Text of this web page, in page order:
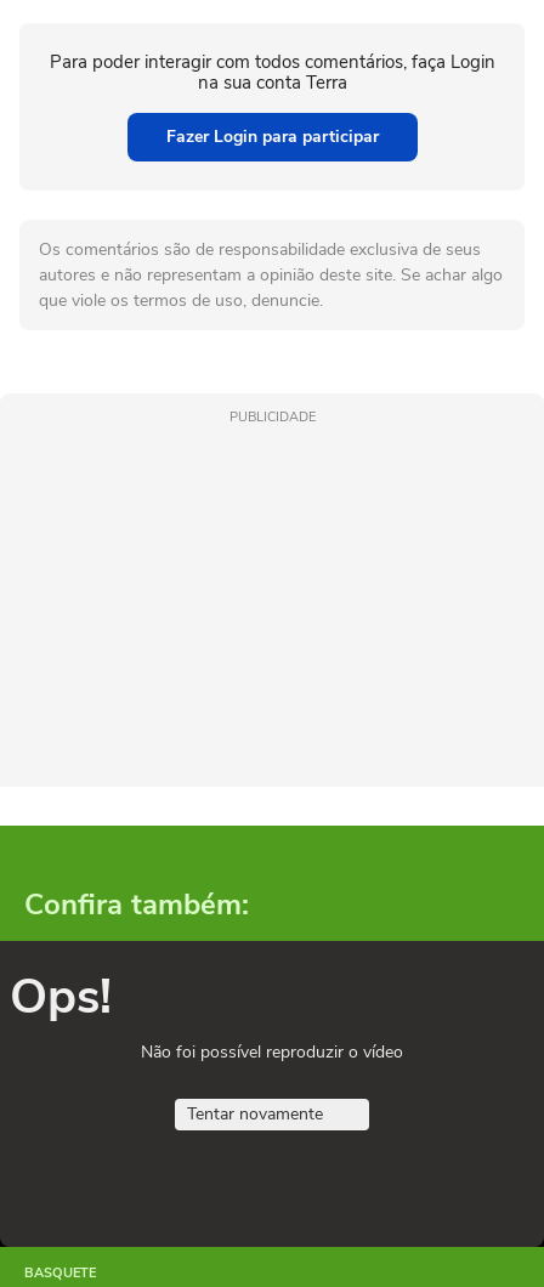
Para poder interagir com todos comentários, faça Login
na sua conta Terra
Fazer Login para participar
Os comentários são de responsabilidade exclusiva de seus
autores e não representam a opinião deste site. Se achar algo
que viole os termos de uso, denuncie.
PUBLICIDADE
Confira também:
Ops!
Não foi possível reproduzir o vídeo
Tentar novamente
BASQUETE